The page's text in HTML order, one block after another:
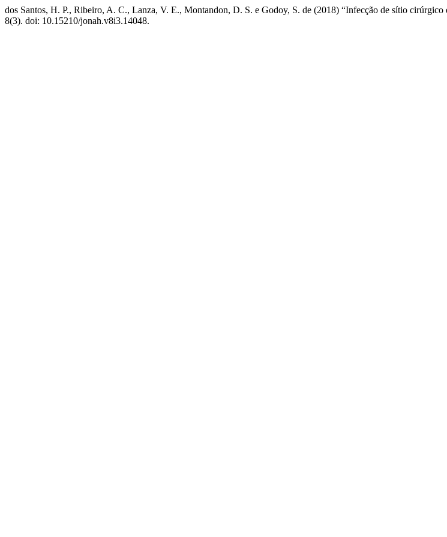
dos Santos, H. P., Ribeiro, A. C., Lanza, V. E., Montandon, D. S. e Godoy, S. de (2018) “Infecção de sítio cirúrgico
8(3). doi: 10.15210/jonah.v8i3.14048.